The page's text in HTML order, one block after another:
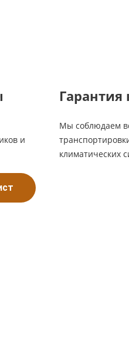
и
Гарантия
Мы соблюдаем
климатических